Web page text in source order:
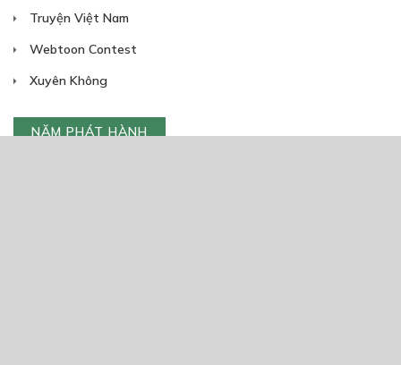
Truyện Việt Nam
Webtoon Contest
Xuyên Không
NĂM PHÁT HÀNH